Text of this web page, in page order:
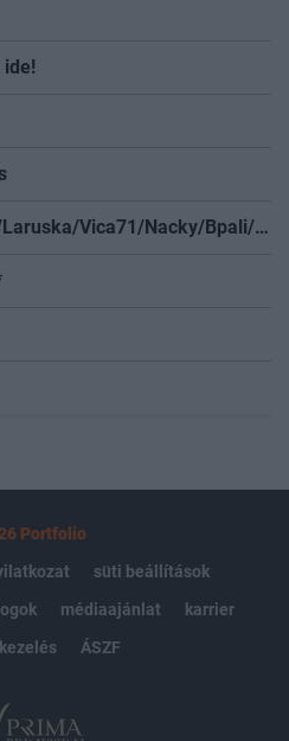
ide!
Toka Club/Labanc/Laruska/Vica71/Nacky/Bpali/Oldrider/Josefernando/Mcbull/Kawaszabi
Portfolio
süti beállítások
médiaajánlat
karrier
ÁSZF